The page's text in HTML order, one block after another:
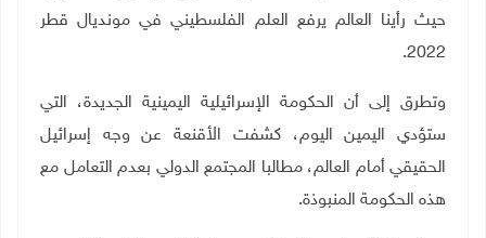
حيث رأينا العالم يرفع العلم الفلسطيني في مونديال قطر
2022.
وتطرق إلى أن الحكومة الإسرائيلية اليمينية الجديدة، التي
ستؤدي اليمين اليوم، كشفت الأقنعة عن وجه إسرائيل
الحقيقي أمام العالم، مطالبا المجتمع الدولي بعدم التعامل مع
هذه الحكومة المنبوذة.